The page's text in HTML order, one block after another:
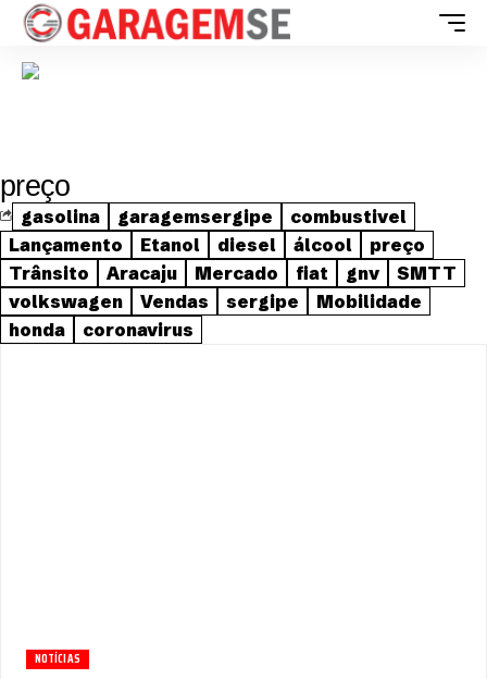
preço
gasolina garagemsergipe
combustivel
Lançamento
Etanol diesel álcool
preço
Trânsito
Aracaju Mercado fiat gnv
SMTT
volkswagen
Vendas sergipe
Mobilidade
honda
coronavirus
NOTÍCIAS